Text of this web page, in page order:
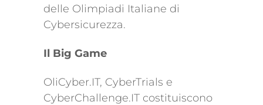
delle Olimpiadi Italiane di
Cybersicurezza.
Il Big Game
OliCyber.IT, CyberTrials e
CyberChallenge.IT costituiscono